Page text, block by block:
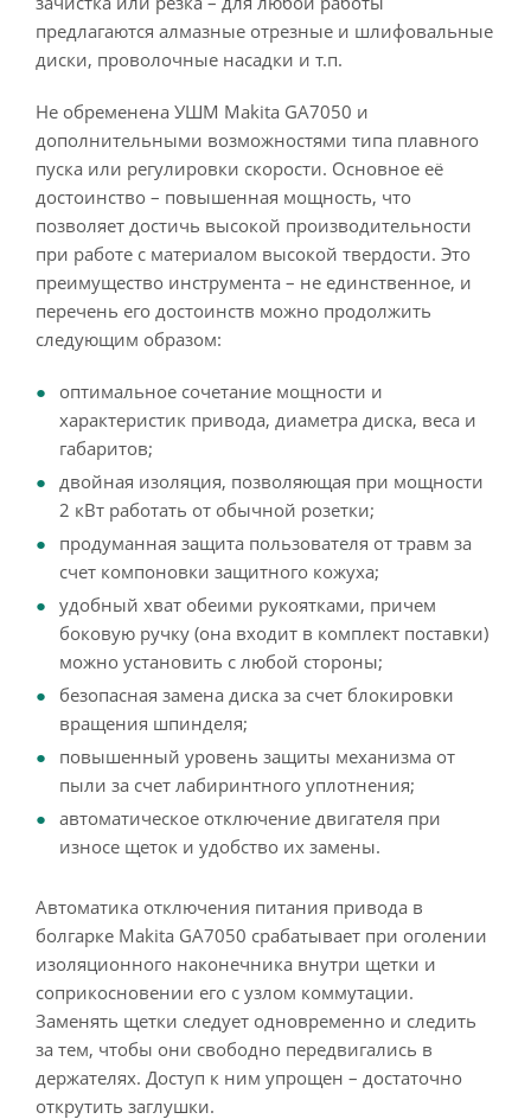
предлагаются алмазные отрезные и шлифовальные
диски, проволочные насадки и т.п.
Не обременена УШМ Makita GA7050 и
дополнительными возможностями типа плавного
пуска или регулировки скорости. Основное её
достоинство – повышенная мощность, что
позволяет достичь высокой производительности
при работе с материалом высокой твердости. Это
преимущество инструмента – не единственное, и
перечень его достоинств можно продолжить
следующим образом:
оптимальное сочетание мощности и
характеристик привода, диаметра диска, веса и
габаритов;
двойная изоляция, позволяющая при мощности
2 кВт работать от обычной розетки;
продуманная защита пользователя от травм за
счет компоновки защитного кожуха;
удобный хват обеими рукоятками, причем
боковую ручку (она входит в комплект поставки)
можно установить с любой стороны;
безопасная замена диска за счет блокировки
вращения шпинделя;
повышенный уровень защиты механизма от
пыли за счет лабиринтного уплотнения;
автоматическое отключение двигателя при
износе щеток и удобство их замены.
Автоматика отключения питания привода в
болгарке Makita GA7050 срабатывает при оголении
изоляционного наконечника внутри щетки и
соприкосновении его с узлом коммутации.
Заменять щетки следует одновременно и следить
за тем, чтобы они свободно передвигались в
держателях. Доступ к ним упрощен – достаточно
открутить заглушки.